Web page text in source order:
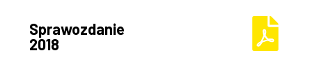
Sprawozdanie
2018